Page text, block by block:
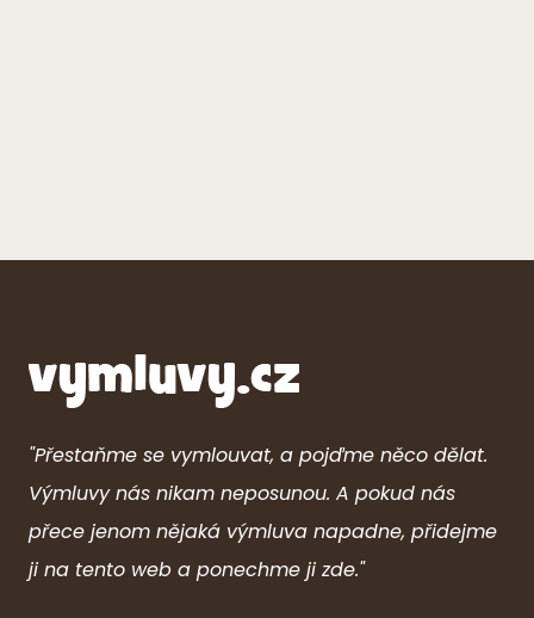
"Přestaňme se vymlouvat, a pojďme něco dělat.
Výmluvy nás nikam neposunou. A pokud nás
přece jenom nějaká výmluva napadne, přidejme
ji na tento web a ponechme ji zde."